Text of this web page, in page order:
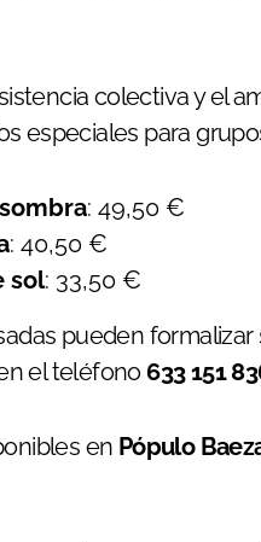
colectiva y el
especiales para
: 49,50 €
: 40,50 €
sol: 33,50 €
pueden
el teléfono 633 151
en Pópulo